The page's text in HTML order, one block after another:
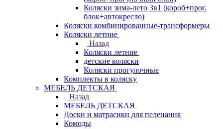
Коляски зима-лето 3в1 (короб+прог.
блок+автокресло)
Коляски комбинированные-трансформеры
Коляски летние
Назад
Коляски летние
детские коляски
Коляски прогулочные
Комплекты в коляску
МЕБЕЛЬ ДЕТСКАЯ
Назад
МЕБЕЛЬ ДЕТСКАЯ
Доски и матрасики для пеленания
Комоды